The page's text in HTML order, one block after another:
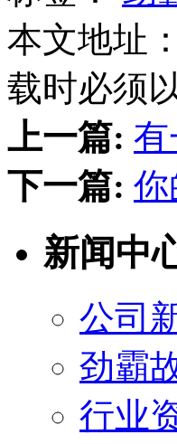
本文地址：
载时必须
上一篇: 有
下一篇: 你
新闻中
公司
劲霸
行业